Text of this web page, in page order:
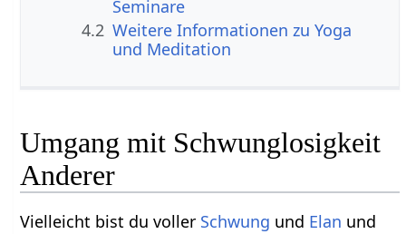
Seminare
4.2 Weitere Informationen zu Yoga
und Meditation
Umgang mit Schwunglosigkeit
Anderer
Vielleicht bist du voller Schwung und Elan und